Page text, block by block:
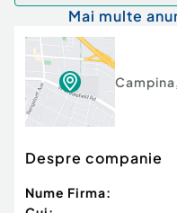
Mai multe
Campina
Despre companie
Nume Firma: